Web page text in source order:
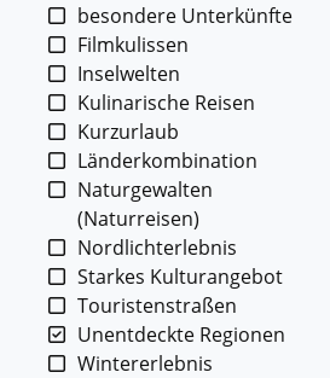
besondere Unterkünfte
Filmkulissen
Inselwelten
Kulinarische Reisen
Kurzurlaub
Länderkombination
Naturgewalten
(Naturreisen)
Nordlichterlebnis
Starkes Kulturangebot
Touristenstraßen
Unentdeckte Regionen
Wintererlebnis